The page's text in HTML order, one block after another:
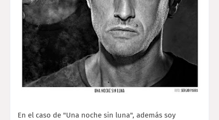
En el caso de "Una noche sin luna", además soy